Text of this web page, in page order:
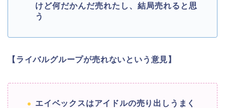
けど何だかんだ売れたし、結局売れると思
う
【ライバルグループが売れないという意見】
エイベックスはアイドルの売り出しうまく